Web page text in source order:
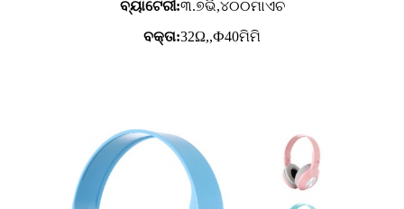
ବ୍ୟାଟେରୀ:୩.୭ଭି,୪୦୦ମାଏଚ
ବକ୍ତା:32Ω,,Ф40ମିମି